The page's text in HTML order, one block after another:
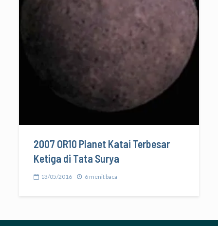
2007 OR10 Planet Katai Terbesar
Ketiga di Tata Surya
13/05/2016 6 menit baca